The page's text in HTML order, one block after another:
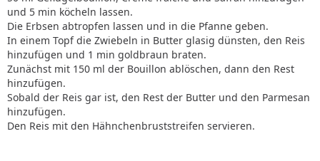
und 5 min köcheln lassen.
Die Erbsen abtropfen lassen und in die Pfanne geben.
In einem Topf die Zwiebeln in Butter glasig dünsten, den Reis
hinzufügen und 1 min goldbraun braten.
Zunächst mit 150 ml der Bouillon ablöschen, dann den Rest
hinzufügen.
Sobald der Reis gar ist, den Rest der Butter und den Parmesan
hinzufügen.
Den Reis mit den Hähnchenbruststreifen servieren.